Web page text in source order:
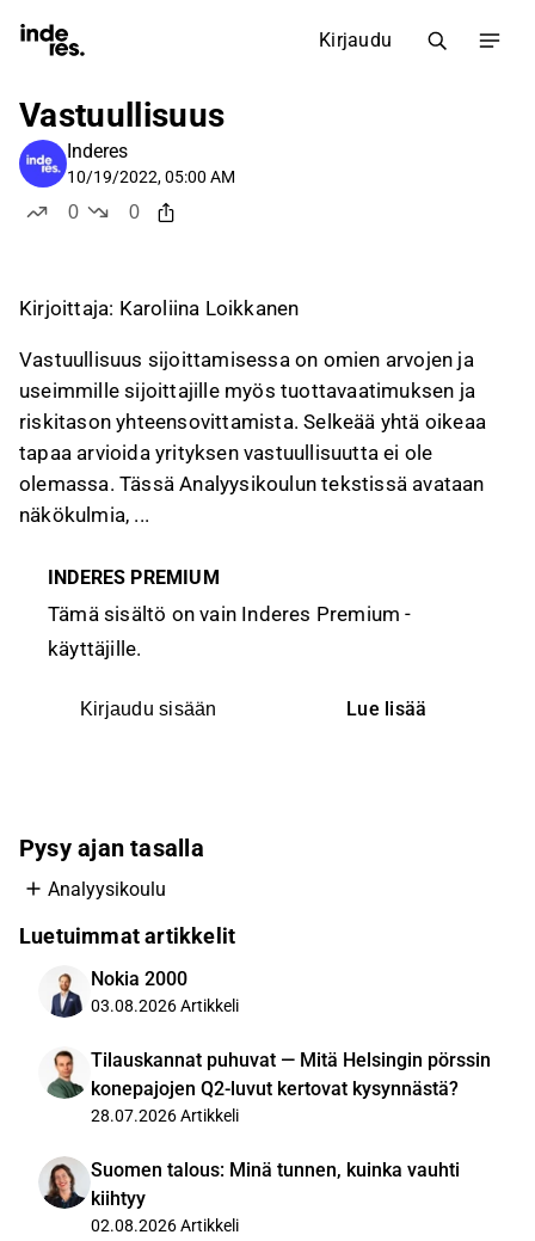
Kirjaudu
Vastuullisuus
Inderes
10/19/2022, 05:00 AM
0
0
Kirjoittaja: Karoliina Loikkanen
Vastuullisuus sijoittamisessa on omien arvojen ja
useimmille sijoittajille myös tuottavaatimuksen ja
riskitason yhteensovittamista. Selkeää yhtä oikeaa
tapaa arvioida yrityksen vastuullisuutta ei ole
olemassa. Tässä Analyysikoulun tekstissä avataan
näkökulmia, ...
INDERES PREMIUM
Tämä sisältö on vain Inderes Premium -
käyttäjille.
Kirjaudu sisään Lue lisää
Pysy ajan tasalla
Analyysikoulu
Luetuimmat artikkelit
Nokia 2000
03.08.2026Artikkeli
Tilauskannat puhuvat — Mitä Helsingin pörssin
konepajojen Q2-luvut kertovat kysynnästä?
28.07.2026Artikkeli
Suomen talous: Minä tunnen, kuinka vauhti
kiihtyy
02.08.2026Artikkeli